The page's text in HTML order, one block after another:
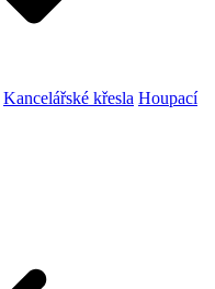
Kancelářské křesla Houpací